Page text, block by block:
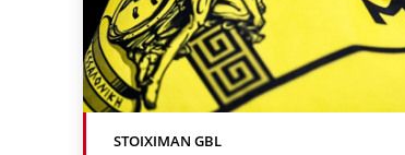
STOIXIMAN GBL